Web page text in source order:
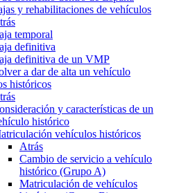
y rehabilitaciones de vehículos
temporal
definitiva
definitiva de un VMP
a dar de alta un vehículo
históricos
y características de un
histórico
vehículos históricos
Atrás
Cambio de servicio a vehículo
histórico (Grupo A)
Matriculación de vehículos